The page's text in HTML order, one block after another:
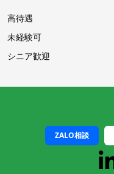
高待遇
未経験可
シニア歓迎
ZALO相談